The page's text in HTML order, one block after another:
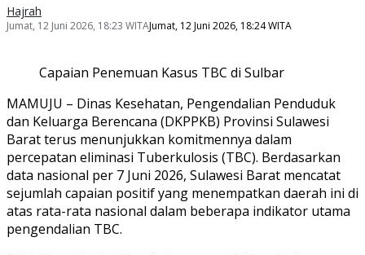
Hajrah
Jumat, 12 Juni 2026, 18:23 WITAJumat, 12 Juni 2026, 18:24 WITA
Capaian Penemuan Kasus TBC di Sulbar
MAMUJU – Dinas Kesehatan, Pengendalian Penduduk
dan Keluarga Berencana (DKPPKB) Provinsi Sulawesi
Barat terus menunjukkan komitmennya dalam
percepatan eliminasi Tuberkulosis (TBC). Berdasarkan
data nasional per 7 Juni 2026, Sulawesi Barat mencatat
sejumlah capaian positif yang menempatkan daerah ini di
atas rata-rata nasional dalam beberapa indikator utama
pengendalian TBC.